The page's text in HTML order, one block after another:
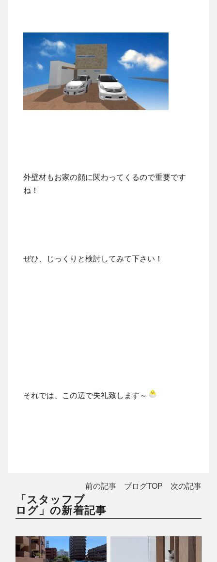
外壁材もお家の顔に関わってくるので重要です
ね！
ぜひ、じっくりと検討してみて下さい！
それでは、この辺で失礼致します～
前の記事 ブログTOP 次の記事
「スタッフブ
ログ」の新着記事